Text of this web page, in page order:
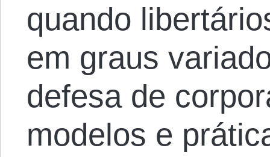
quando
em graus
defesa de
modelos e